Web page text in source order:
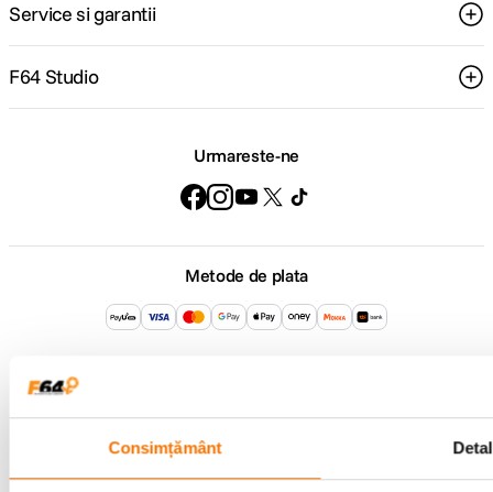
Consimțământ
Service si garantii
F64 Studio
Urmareste-ne
Metode de plata
+40 21 270 0050
Showroom